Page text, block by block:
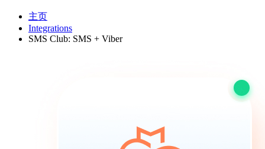
主页
Integrations
SMS Club: SMS + Viber